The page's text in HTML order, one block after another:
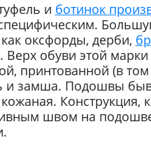
и ботинок
оксфорды, дерби,
Верх обуви этой
принтованной (в
и замша. Подошвы
Конструкция,
швом на